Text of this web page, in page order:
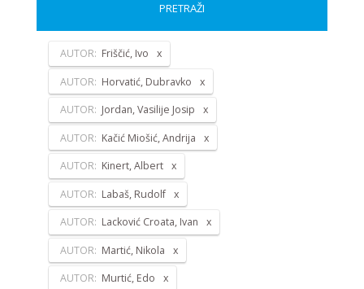
PRETRAŽI
AUTOR: Friščić, Ivo
AUTOR: Horvatić, Dubravko
AUTOR: Jordan, Vasilije Josip
AUTOR: Kačić Miošić, Andrija
AUTOR: Kinert, Albert
AUTOR: Labaš, Rudolf
AUTOR: Lacković Croata, Ivan
AUTOR: Martić, Nikola
AUTOR: Murtić, Edo